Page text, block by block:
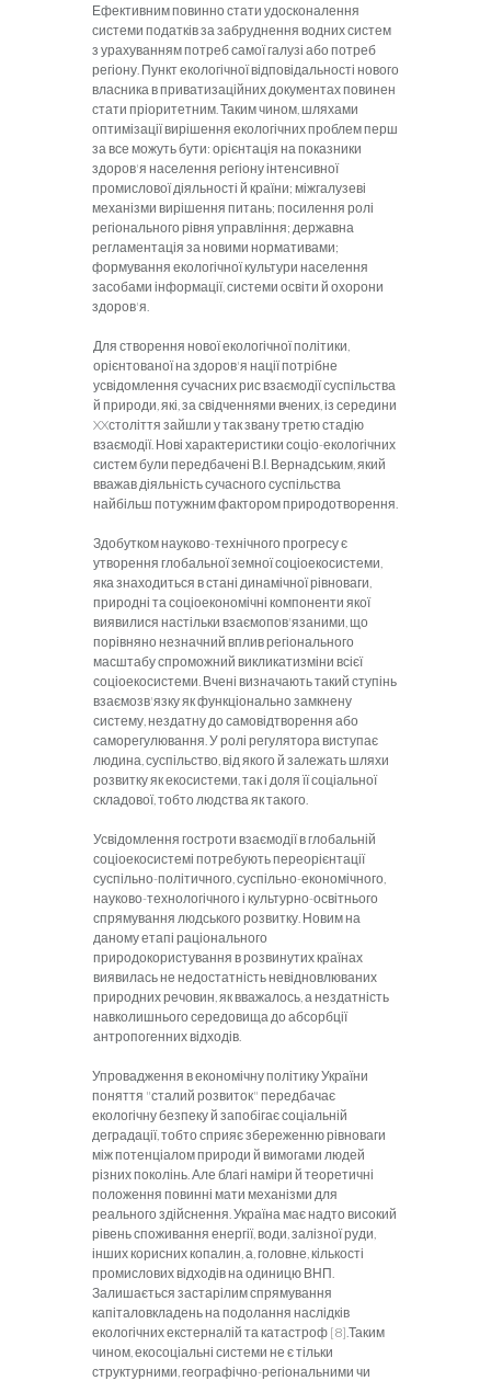
Ефективним повинно стати удосконалення
системи податків за забруднення водних систем
з урахуванням потреб самої галузі або потреб
регіону. Пункт екологічної відповідальності нового
власника в приватизаційних документах повинен
стати пріоритетним. Таким чином, шляхами
оптимізації вирішення екологічних проблем перш
за все можуть бути: орієнтація на показники
здоров'я населення регіону інтенсивної
промислової діяльності й країни; міжгалузеві
механізми вирішення питань; посилення ролі
регіонального рівня управління; державна
регламентація за новими нормативами;
формування екологічної культури населення
засобами інформації, си­стеми освіти й охорони
здоров'я.
Для створення нової екологічної політики,
орієнтованої на здоров'я нації потрібне
усвідомлення сучасних рис взаємодії суспільства
й природи, які, за свідченнями вчених, із середини
XXстоліття зайшли у так звану третю стадію
взаємодії. Нові характеристики соціо-екологічних
систем були передбачені В.І. Вернадським, який
вважав діяльність сучасного суспільства
найбільш по­тужним фактором природотворення.
Здобутком науково-технічного прогресу є
утворення глобальної земної соціоекосистеми,
яка знаходиться в стані динамічної рівноваги,
природні та соціоекономічні компоненти якої
виявилися настільки взаємопов'язаними, що
порівняно незначний вплив регіонального
масштабу спроможний викликатизміни всієї
соціоекосистеми. Вчені визначають такий ступінь
взаємозв'язку як функціонально замкнену
систему, нездатну до самовідтворення або
саморегулювання. У ролі регулятора виступає
людина, суспільство, від якого й залежать шляхи
розвитку як екосистеми, так і доля її соціальної
складової, тобто людства як такого.
Усвідомлення гостроти взаємодії в глобальній
соціоекосистемі потребу­ють переорієнтації
суспільно-політичного, суспільно-економічного,
науково-технологічного і культурно-освітнього
спрямування людського розвитку. Новим на
даному етапі раціонального
природокористування в розвинутих країнах
виявилась не недостатність невідновлюваних
природних речовин, як вважалось, а нездатність
навколишнього середовища до абсорбції
антропогенних відходів.
Упровадження в економічну політику України
поняття "сталий розвиток" передбачає
екологічну безпеку й запобігає соціальній
деградації, тобто сприяє збереженню рівноваги
між потенціалом природи й вимогами людей
різних поколінь. Але благі наміри й теоретичні
положення повинні мати механізми для
реального здійснення. Україна має надто високий
рівень споживання енергії, води, залізної руди,
інших корисних копалин, а, головне, кількості
промислових відходів на одиницю ВНП.
Залишається застарілим спрямування
капіталовкла­день на подолання наслідків
екологічних екстерналій та катастроф [8].Таким
чином, екосоціальні системи не є тільки
структурними, географіч­но-регіональними чи